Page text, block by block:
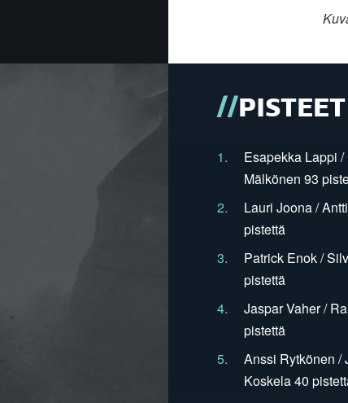
1.
Esapekka Lappi /
Mälkönen 93
2.
Lauri Joona /
pistettä
3.
Patrick Enok /
pistettä
4.
Jaspar Vaher /
pistettä
5.
Anssi Rytkönen /
Koskela 40